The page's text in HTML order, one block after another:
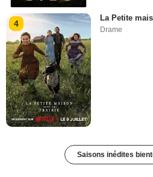
4
La Petite
Drame
Saisons inédites